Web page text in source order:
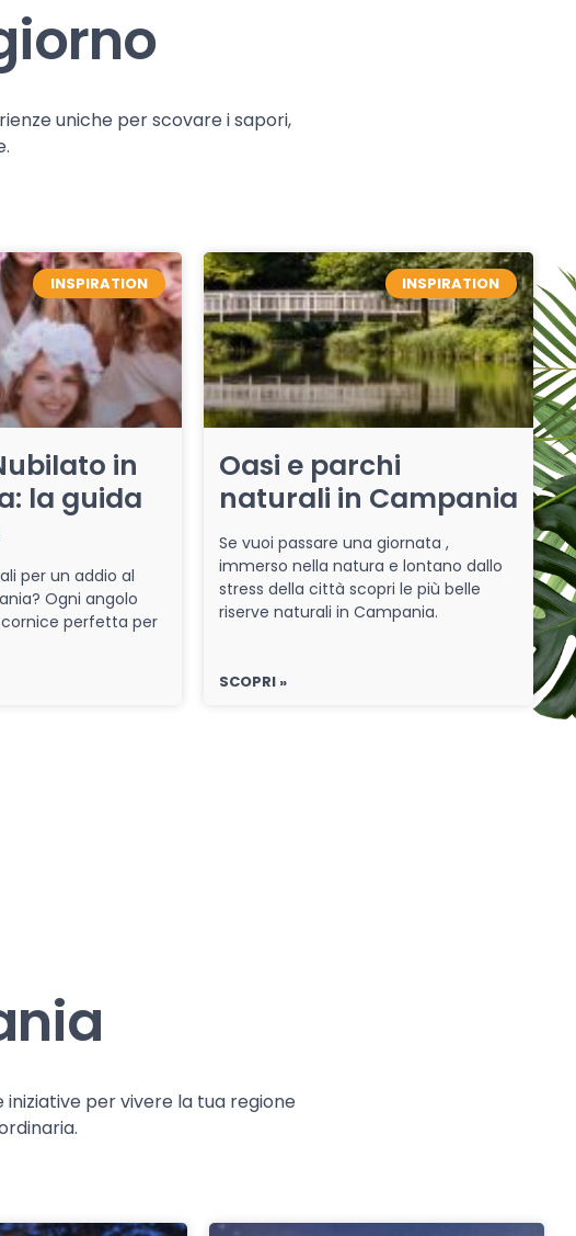
uniche per scovare i sapori,
INSPIRATION
in
la guida
per un addio al
Ogni angolo
perfetta per
INSPIRATION
Oasi e parchi
naturali in Campania
Se vuoi passare una giornata ,
immerso nella natura e lontano dallo
stress della città scopri le più belle
riserve naturali in Campania.
SCOPRI »
per vivere la tua regione